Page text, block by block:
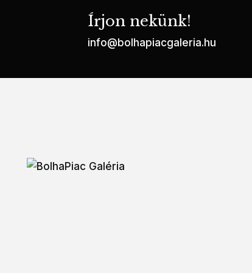
Írjon nekünk!
info@bolhapiacgaleria.hu